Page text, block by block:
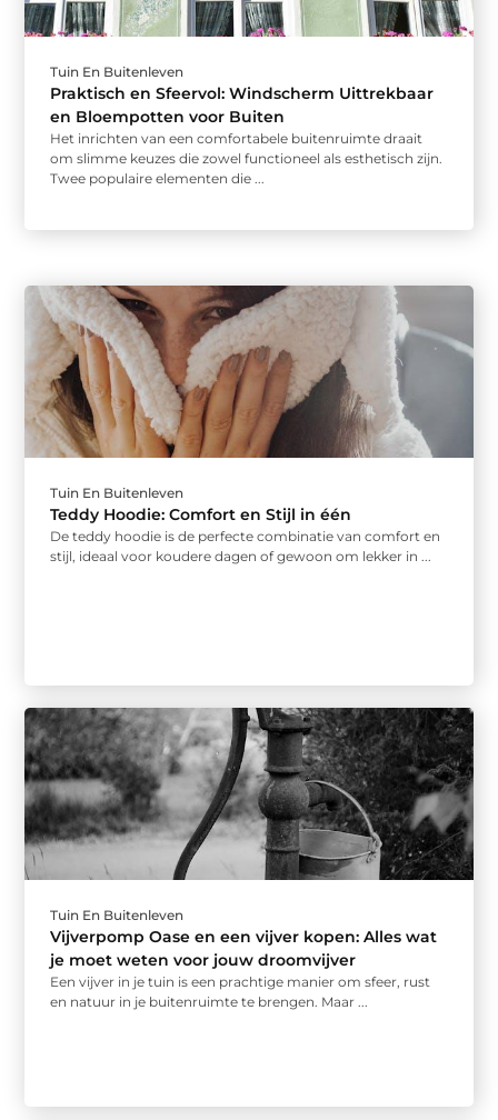
Tuin En Buitenleven
Praktisch en Sfeervol: Windscherm Uittrekbaar
en Bloempotten voor Buiten
Het inrichten van een comfortabele buitenruimte draait
om slimme keuzes die zowel functioneel als esthetisch zijn.
Twee populaire elementen die ...
Tuin En Buitenleven
Teddy Hoodie: Comfort en Stijl in één
De teddy hoodie is de perfecte combinatie van comfort en
stijl, ideaal voor koudere dagen of gewoon om lekker in ...
Tuin En Buitenleven
Vijverpomp Oase en een vijver kopen: Alles wat
je moet weten voor jouw droomvijver
Een vijver in je tuin is een prachtige manier om sfeer, rust
en natuur in je buitenruimte te brengen. Maar ...